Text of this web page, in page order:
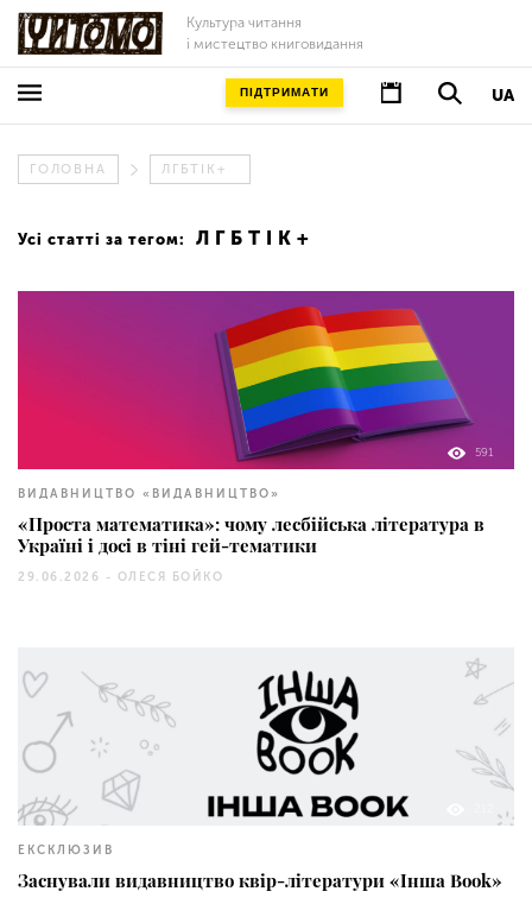
Культура читання
і мистецтво книговидання
UA
ПІДТРИМАТИ
ГОЛОВНА ЛГБТІК+
Усі статті за тегом: ЛГБТІК+
591
ВИДАВНИЦТВО «ВИДАВНИЦТВО»
«Проста математика»: чому лесбійська література в
Україні і досі в тіні гей-тематики
29.06.2026 - ОЛЕСЯ БОЙКО
ЕКСКЛЮЗИВ
Заснували видавництво квір-літератури «Інша Book»